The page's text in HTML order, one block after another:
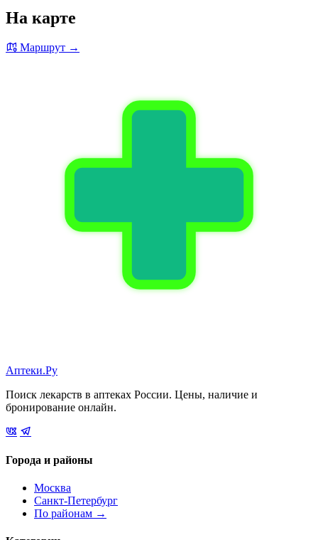
На карте
Маршрут →
Аптеки.Ру
Поиск лекарств в аптеках России. Цены, наличие и
бронирование онлайн.
Города и районы
Москва
Санкт-Петербург
По районам →